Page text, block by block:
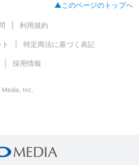
▲このページのトップへ
利用規約
特定商法に基づく表記
採用情報
Inc.